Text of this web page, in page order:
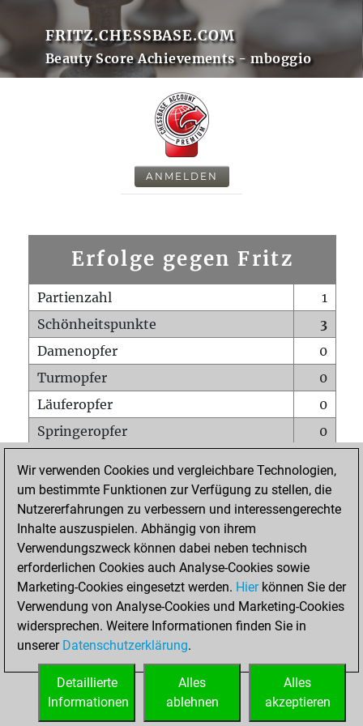
FRITZ.CHESSBASE.COM
Beauty Score Achievements - mboggio
ANMELDEN
Erfolge gegen Fritz
Partienzahl
1
Schönheitspunkte
3
Damenopfer
0
Turmopfer
0
Läuferopfer
0
Springeropfer
0
Matt auf vollem Brett
0
Bauer setzt Matt
0
Erstickte Matts
Unterverwandlungen
Türme auf der siebten
0
STARTSEITE
Wir verwenden Cookies und vergleichbare Technologien,
um bestimmte Funktionen zur Verfügung zu stellen, die
Nutzererfahrungen zu verbessern und interessengerechte
Inhalte auszuspielen. Abhängig von ihrem
Verwendungszweck können dabei neben technisch
erforderlichen Cookies auch Analyse-Cookies sowie
Marketing-Cookies eingesetzt werden. Hierkönnen Sie der
Verwendung von Analyse-Cookies und Marketing-Cookies
widersprechen. Weitere Informationen finden Sie in
unserer Datenschutzerklärung.
Alles
akzeptieren
Alles
ablehnen
Detaillierte
Informationen